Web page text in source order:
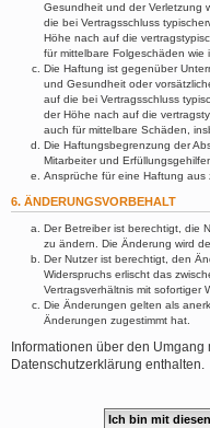
Gesundheit und der Verletzung
die bei Vertragsschluss
Höhe nach auf die
für mittelbare Folgeschäden wie
Die Haftung ist gegenüber
und Gesundheit oder
auf die bei Vertragsschluss
der Höhe nach auf die
auch für mittelbare Schäden,
Die Haftungsbegrenzung der
Mitarbeiter und
Ansprüche für eine Haftung aus
6. ÄNDERUNGSVORBEHALT
Der Betreiber ist berechtigt, die
zu ändern. Die Änderung wird
Der Nutzer ist berechtigt, den
Widerspruchs erlischt das
Vertragsverhältnis mit sofortiger
Die Änderungen gelten als
Änderungen zugestimmt hat.
Informationen über den
Datenschutzerklärung enthalten.